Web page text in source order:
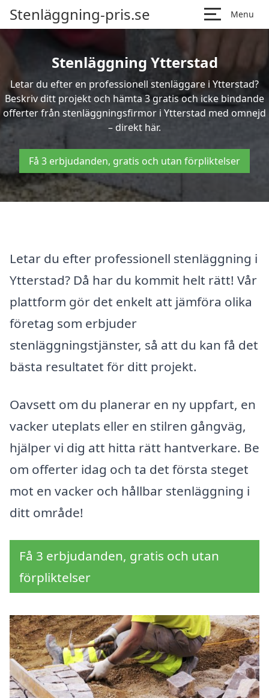
Stenläggning-pris.se Menu
Stenläggning Ytterstad
Letar du efter en professionell stenläggare i Ytterstad?
Beskriv ditt projekt och hämta 3 gratis och icke bindande
offerter från stenläggningsfirmor i Ytterstad med omnejd
– direkt här.
Få 3 erbjudanden, gratis och utan förpliktelser
Letar du efter professionell stenläggning i
Ytterstad? Då har du kommit helt rätt! Vår
plattform gör det enkelt att jämföra olika
företag som erbjuder
stenläggningstjänster, så att du kan få det
bästa resultatet för ditt projekt.
Oavsett om du planerar en ny uppfart, en
vacker uteplats eller en stilren gångväg,
hjälper vi dig att hitta rätt hantverkare. Be
om offerter idag och ta det första steget
mot en vacker och hållbar stenläggning i
ditt område!
Få 3 erbjudanden, gratis och utan
förpliktelser